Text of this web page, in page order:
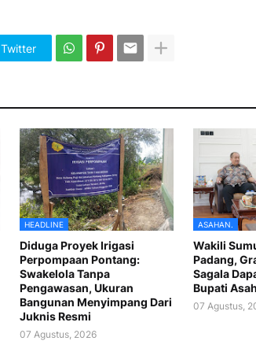
Twitter
HEADLINE
Diduga Proyek Irigasi
Perpompaan Pontang:
Swakelola Tanpa
Pengawasan, Ukuran
Bangunan Menyimpang Dari
Juknis Resmi
07 Agustus, 2026
ASAHAN.
Wakili
Padang,
Sagala
Bupati
07 Agustus,